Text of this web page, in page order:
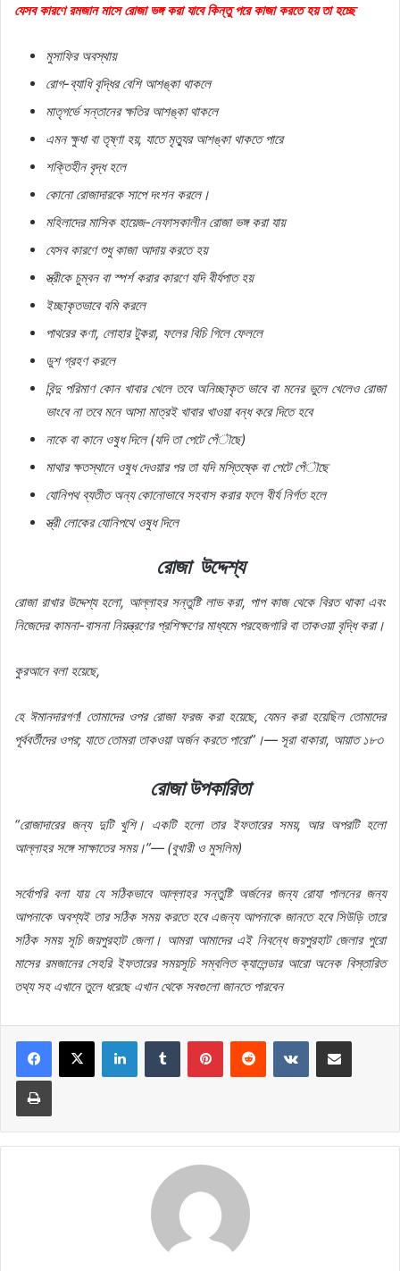
যেসব কারণে রমজান মাসে রোজা ভঙ্গ করা যাবে কিন্তু পরে কাজা করতে হয় তা হচ্ছে
মুসাফির অবস্থায়
রোগ-ব্যাধি বৃদ্ধির বেশি আশঙ্কা থাকলে
মাতৃগর্ভে সন্তানের ক্ষতির আশঙ্কা থাকলে
এমন ক্ষুধা বা তৃষ্ণা হয়, যাতে মৃত্যুর আশঙ্কা থাকতে পারে
শক্তিহীন বৃদ্ধ হলে
কোনো রোজাদারকে সাপে দংশন করলে।
মহিলাদের মাসিক হায়েজ-নেফাসকালীন রোজা ভঙ্গ করা যায়
যেসব কারণে শুধু কাজা আদায় করতে হয়
স্ত্রীকে চুম্বন বা স্পর্শ করার কারণে যদি বীর্যপাত হয়
ইচ্ছাকৃতভাবে বমি করলে
পাথরের কণা, লোহার টুকরা, ফলের বিচি গিলে ফেললে
ডুশ গ্রহণ করলে
বিন্দু পরিমাণ কোন খাবার খেলে তবে অনিচ্ছাকৃত ভাবে বা মনের ভুলে খেলেও রোজা
ভাংবে না তবে মনে আসা মাত্রই খাবার খাওয়া বন্ধ করে দিতে হবে
নাকে বা কানে ওষুধ দিলে (যদি তা পেটে পেঁৗছে)
মাথার ক্ষতস্থানে ওষুধ দেওয়ার পর তা যদি মস্তিষ্কে বা পেটে পেঁৗছে
যোনিপথ ব্যতীত অন্য কোনোভাবে সহবাস করার ফলে বীর্য নির্গত হলে
স্ত্রী লোকের যোনিপথে ওষুধ দিলে
রোজা উদ্দেশ্য
রোজা রাখার উদ্দেশ্য হলো, আল্লাহর সন্তুষ্টি লাভ করা, পাপ কাজ থেকে বিরত থাকা এবং
নিজেদের কামনা-বাসনা নিয়ন্ত্রণের প্রশিক্ষণের মাধ্যমে পরহেজগারি বা তাকওয়া বৃদ্ধি করা।
কুরআনে বলা হয়েছে,
হে ঈমানদারগণ! তোমাদের ওপর রোজা ফরজ করা হয়েছে, যেমন করা হয়েছিল তোমাদের
পূর্ববর্তীদের ওপর; যাতে তোমরা তাকওয়া অর্জন করতে পারো”।— সূরা বাকারা, আয়াত ১৮৩
রোজা উপকারিতা
“রোজাদারের জন্য দুটি খুশি। একটি হলো তার ইফতারের সময়, আর অপরটি হলো
আল্লাহর সঙ্গে সাক্ষাতের সময়।”— (বুখারী ও মুসলিম)
সর্বোপরি বলা যায় যে সঠিকভাবে আল্লাহর সন্তুষ্টি অর্জনের জন্য রোযা পালনের জন্য
আপনাকে অবশ্যই তার সঠিক সময় করতে হবে এজন্য আপনাকে জানতে হবে সিউড়ি তারে
সঠিক সময় সূচি জয়পুরহাট জেলা। আমরা আমাদের এই নিবন্ধে জয়পুরহাট জেলার পুরো
মাসের রমজানের সেহরি ইফতারের সময়সূচি সম্বলিত ক্যালেন্ডার আরো অনেক বিস্তারিত
তথ্য সহ এখানে তুলে ধরেছে এখান থেকে সবগুলো জানতে পারবেন
LinkedInTumblr PinterestReddit VKontakteShare via Email
Print